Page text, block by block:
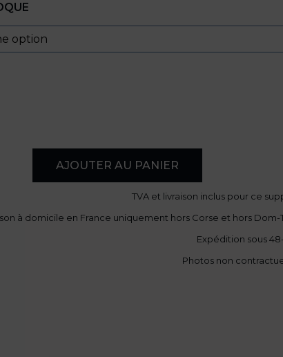
AJOUTER AU PANIER
TVA et livraison inclus pour ce
à domicile en France uniquement hors Corse et hors Dom-
Expédition sous
Photos non